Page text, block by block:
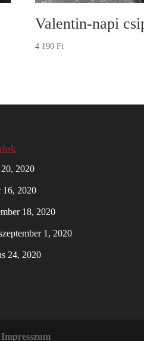
Valentin-napi
4 190Ft
2020
16, 2020
18, 2020
1, 2020
24, 2020
Impresszum